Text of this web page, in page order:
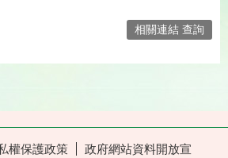
相關連結 查詢
權保護政策
政府網站資料開放宣